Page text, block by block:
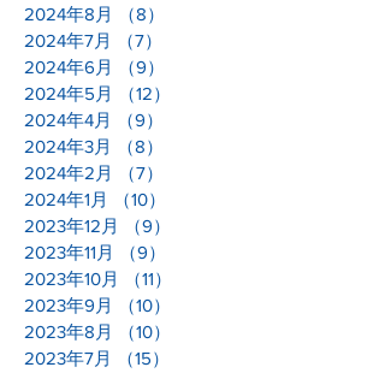
2024年8月
（8）
2024年7月
（7）
2024年6月
（9）
2024年5月
（12）
2024年4月
（9）
2024年3月
（8）
2024年2月
（7）
2024年1月
（10）
2023年12月
（9）
2023年11月
（9）
2023年10月
（11）
2023年9月
（10）
2023年8月
（10）
2023年7月
（15）